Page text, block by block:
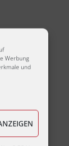
Werbung
und